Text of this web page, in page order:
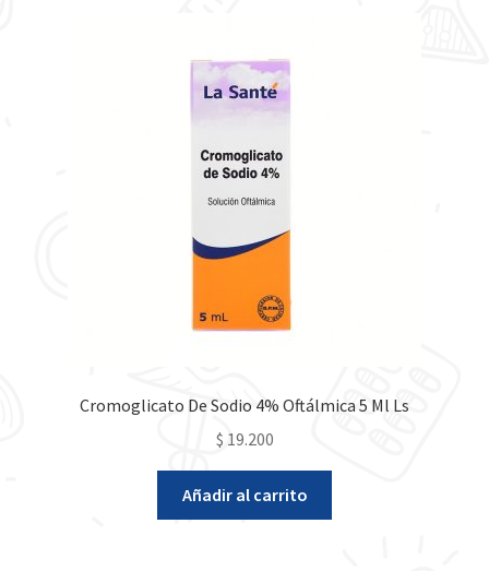
Cromoglicato De Sodio 4% Oftálmica 5 Ml Ls
$ 19.200
Añadir al carrito